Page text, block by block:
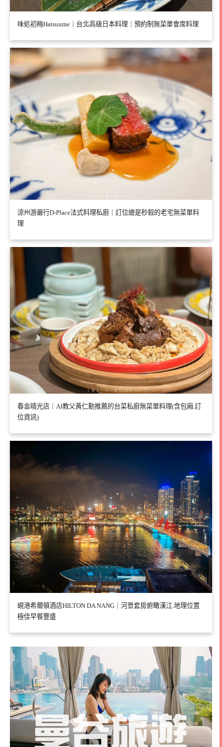
味処初梅Hatsuume｜台北高級日本料理｜預約制無菜單會席料理
涼州游嚴行D-Place法式料理私廚｜訂位總是秒殺的老宅無菜單料
理
春韭晴光店｜AI教父黃仁勳推薦的台菜私廚無菜單料理(含包廂.訂
位資訊)
峴港希爾頓酒店HILTON DA NANG｜河景套房俯瞰漢江.地理位置
極佳早餐豐盛